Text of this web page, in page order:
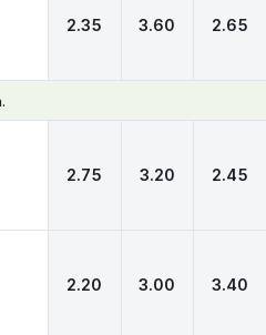
2.35 3.60 2.65
2.75 3.20 2.45
2.20 3.00 3.40